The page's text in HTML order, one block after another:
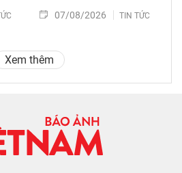
07/08/2026 TIN TỨC
Xem thêm